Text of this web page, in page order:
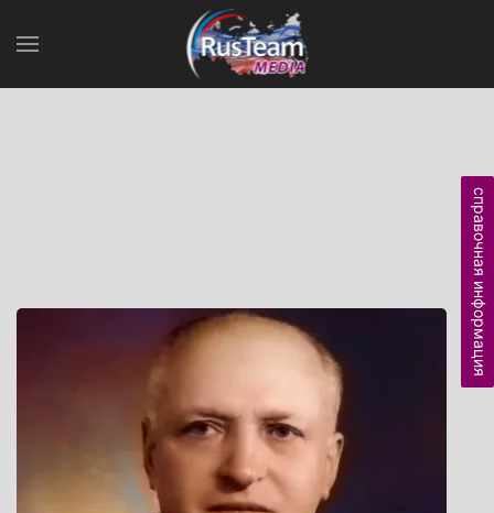
справочная информация